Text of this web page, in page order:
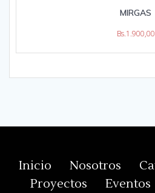
MIRGAS
Bs.1.900,00
Inicio Nosotros
Proyectos
Eventos